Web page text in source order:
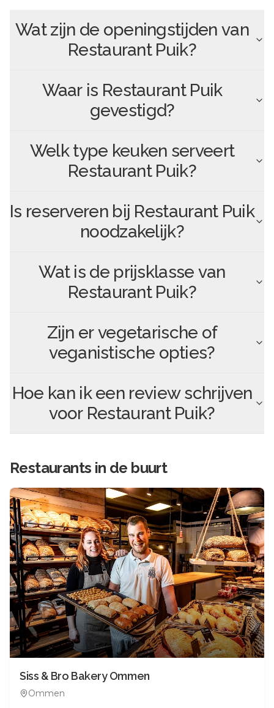
Wat zijn de openingstijden van
Restaurant Puik?
Waar is Restaurant Puik
gevestigd?
Welk type keuken serveert
Restaurant Puik?
Is reserveren bij Restaurant Puik
noodzakelijk?
Wat is de prijsklasse van
Restaurant Puik?
Zijn er vegetarische of
veganistische opties?
Hoe kan ik een review schrijven
voor Restaurant Puik?
Restaurants in de buurt
Siss & Bro Bakery Ommen
Ommen